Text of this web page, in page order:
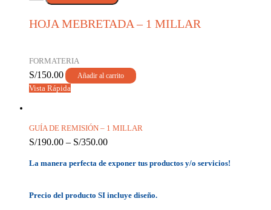
HOJA MEBRETADA – 1 MILLAR
FORMATERIA
S/150.00 Añadir al carrito
Vista Rápida
GUÍA DE REMISIÓN – 1 MILLAR
S/190.00 – S/350.00
La manera perfecta de exponer tus productos y/o servicios!
Precio del producto SI incluye diseño.